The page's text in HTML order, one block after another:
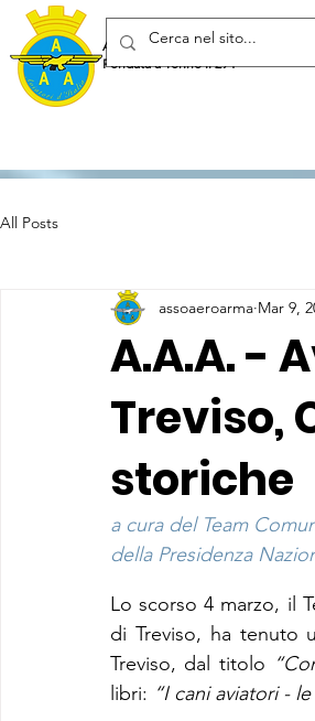
Associazione Arma Aeronautica -
Fondata a Torino il 29 febbraio 1952
All Posts
A.A.A. -
Treviso,
storiche
assoaeroarma Mar 9,
a cura del Team
della Presidenza
Lo scorso 4 marzo, il
di Treviso, ha tenuto
Treviso, dal titolo
libri: “I cani aviatori -